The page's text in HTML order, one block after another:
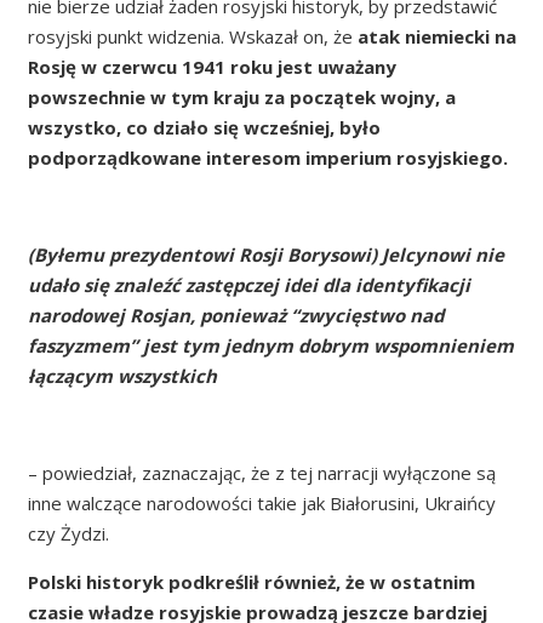
nie bierze udział żaden rosyjski historyk, by przedstawić
rosyjski punkt widzenia. Wskazał on, że atak niemiecki na
Rosję w czerwcu 1941 roku jest uważany
powszechnie w tym kraju za początek wojny, a
wszystko, co działo się wcześniej, było
podporządkowane interesom imperium rosyjskiego.
(Byłemu prezydentowi Rosji Borysowi) Jelcynowi nie
udało się znaleźć zastępczej idei dla identyfikacji
narodowej Rosjan, ponieważ “zwycięstwo nad
faszyzmem” jest tym jednym dobrym wspomnieniem
łączącym wszystkich
– powiedział, zaznaczając, że z tej narracji wyłączone są
inne walczące narodowości takie jak Białorusini, Ukraińcy
czy Żydzi.
Polski historyk podkreślił również, że w ostatnim
czasie władze rosyjskie prowadzą jeszcze bardziej